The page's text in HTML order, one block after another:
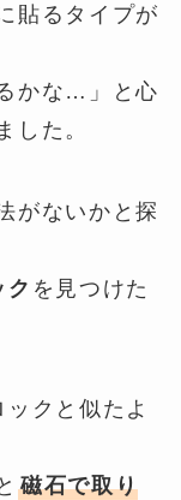
貼るタイプが
かな…」と心
した。
がないかと探
ク を見つけた
クと似たよ
磁石で取り